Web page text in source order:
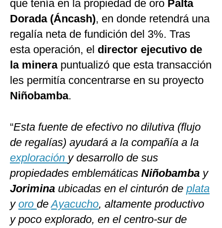
que tenía en la propiedad de oro Palta
Dorada (Áncash), en donde retendrá una
regalía neta de fundición del 3%. Tras
esta operación, el director ejecutivo de
la minerapuntualizó que esta transacción
les permitía concentrarse en su proyecto
Niñobamba.
“Esta fuente de efectivo no dilutiva (flujo
de regalías) ayudará a la compañía a la
exploración y desarrollo de sus
propiedades emblemáticas Niñobamba y
Jorimina ubicadas en el cinturón de plata
y oro deAyacucho, altamente productivo
y poco explorado, en el centro-sur de